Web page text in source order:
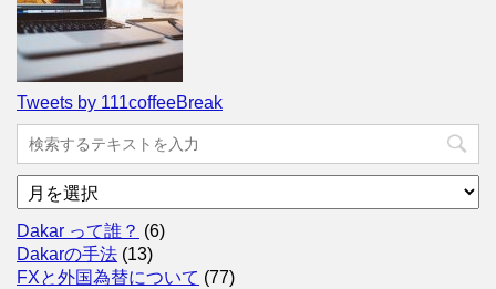
Tweets by 111coffeeBreak
ア
ー
カ
イ
ブ
Dakar って誰？ (6)
Dakarの手法 (13)
FXと外国為替について (77)